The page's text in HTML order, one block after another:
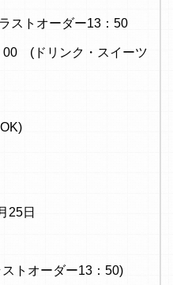
ストオーダー13：50
00 (ドリンク・スイーツ
25日
トオーダー13：50)